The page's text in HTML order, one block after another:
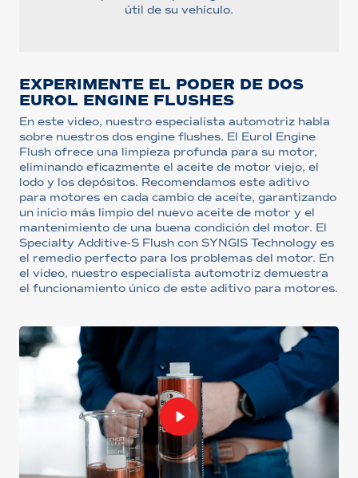
útil de su vehículo.
EXPERIMENTE EL PODER DE DOS
EUROL ENGINE FLUSHES
En este video, nuestro especialista automotriz habla
sobre nuestros dos engine flushes. El Eurol Engine
Flush ofrece una limpieza profunda para su motor,
eliminando eficazmente el aceite de motor viejo, el
lodo y los depósitos. Recomendamos este aditivo
para motores en cada cambio de aceite, garantizando
un inicio más limpio del nuevo aceite de motor y el
mantenimiento de una buena condición del motor. El
Specialty Additive-S Flush con SYNGIS Technology es
el remedio perfecto para los problemas del motor. En
el video, nuestro especialista automotriz demuestra
el funcionamiento único de este aditivo para motores.